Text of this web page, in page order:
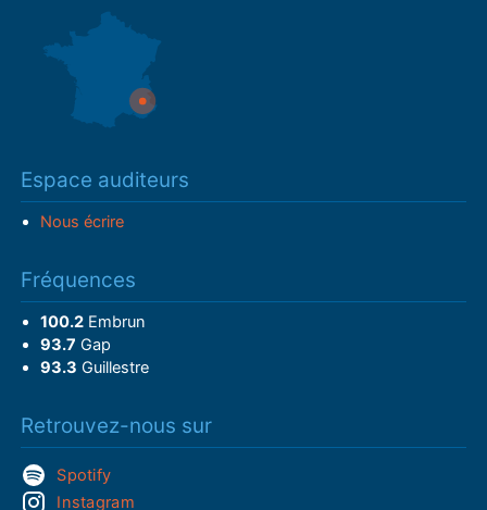
Espace auditeurs
Nous écrire
Fréquences
100.2Embrun
93.7 Gap
93.3 Guillestre
Retrouvez-nous sur
Spotify
Instagram